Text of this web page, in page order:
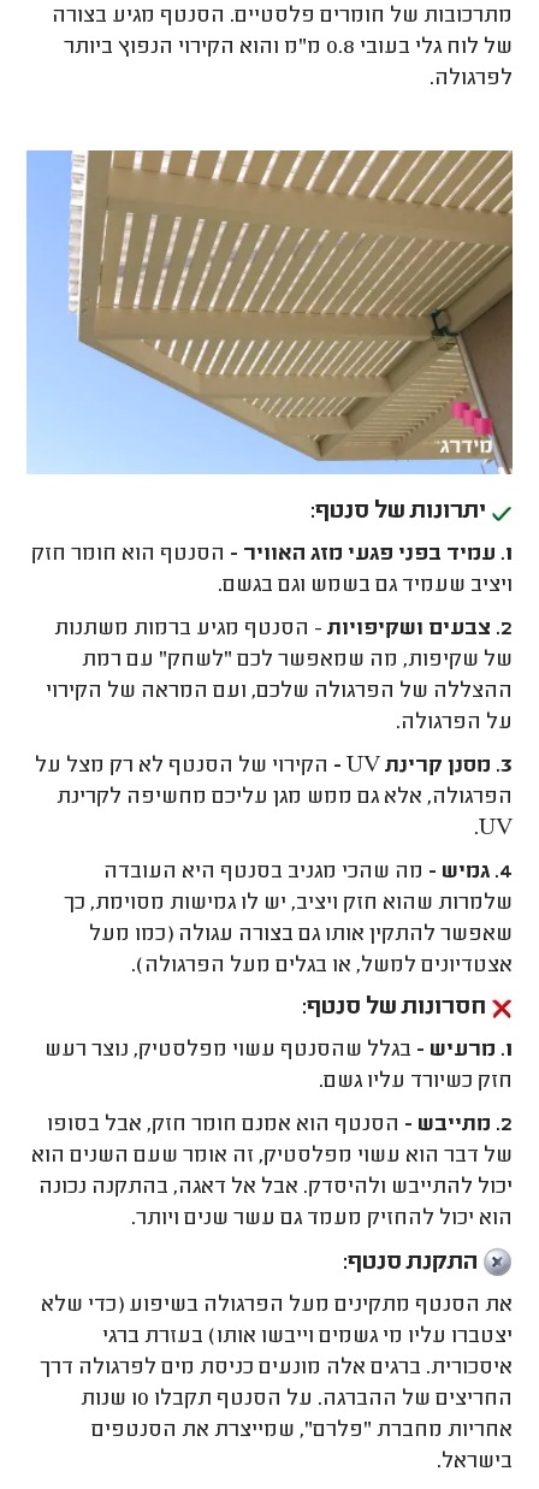
מתרכובות של חומרים פלסטיים. הסנטף מגיע בצורה
של לוח גלי בעובי 0.8 מ"מ והוא הקירוי הנפוץ ביותר
לפרגולה.
יתרונות של סנטף:
1. עמיד בפני פגעי מזג האוויר -
הסנטף הוא חומר חזק
ויציב שעמיד גם בשמש וגם בגשם.
2. צבעים ושקיפויות
- הסנטף מגיע ברמות משתנות
של שקיפות, מה שמאפשר לכם "לשחק" עם רמת
ההצללה של הפרגולה שלכם, ועם המראה של הקירוי
על הפרגולה.
3. מסנן קרינת
UV
- הקירוי של הסנטף לא רק מצל על
הפרגולה, אלא גם ממש מגן עליכם מחשיפה לקרינת
UV
.
4. גמיש -
מה שהכי מגניב בסנטף היא העובדה
שלמרות שהוא חזק ויציב, יש לו גמישות מסוימת, כך
שאפשר להתקין אותו גם בצורה עגולה (כמו מעל
אצטדיונים למשל, או בגלים מעל הפרגולה).
חסרונות של סנטף:
1. מרעיש -
בגלל שהסנטף עשוי מפלסטיק, נוצר רעש
חזק כשיורד עליו גשם.
2. מתייבש -
הסנטף הוא אמנם חומר חזק, אבל בסופו
של דבר הוא עשוי מפלסטיק, זה אומר שעם השנים הוא
יכול להתייבש ולהיסדק. אבל אל דאגה, בהתקנה נכונה
הוא יכול להחזיק מעמד גם עשר שנים ויותר.
התקנת סנטף:
את הסנטף מתקינים מעל הפרגולה בשיפוע (כדי שלא
יצטברו עליו מי גשמים וייבשו אותו) בעזרת ברגי
איסכורית. ברגים אלה מונעים כניסת מים לפרגולה דרך
החריצים של ההברגה. על הסנטף תקבלו 10 שנות
אחריות מחברת "פלרם", שמייצרת את הסנטפים
בישראל.